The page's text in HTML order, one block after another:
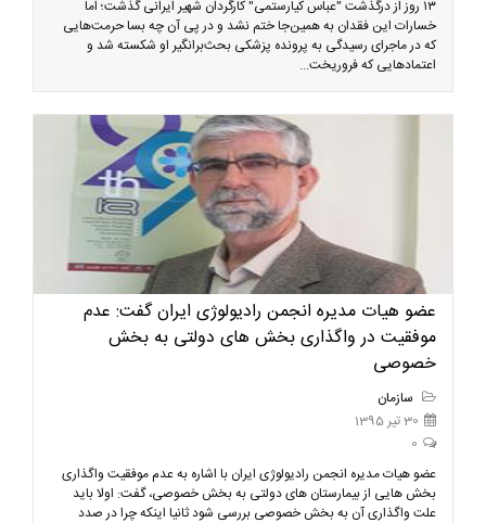
۱۳ روز از درگذشت "عباس کیارستمی" کارگردان شهیر ایرانی گذشت؛ اما
خسارات این فقدان به همین‌جا ختم نشد و در پی آن چه بسا حرمت‌هایی
که در ماجرای رسیدگی به پرونده پزشکی بحث‌برانگیر او شکسته شد و
اعتمادهایی که فروریخت...
عضو هیات مدیره انجمن رادیولوژی ایران گفت: عدم
موفقیت در واگذاری بخش های دولتی به بخش
خصوصی
سازمان
30 تیر 1395
0
عضو هیات مدیره انجمن رادیولوژی ایران با اشاره به عدم موفقیت واگذاری
بخش هایی از بیمارستان های دولتی به بخش خصوصی، گفت: اولا باید
علت واگذاری آن به بخش خصوصی بررسی شود ثانیا اینکه چرا در صدد